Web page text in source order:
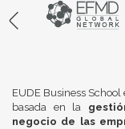
EUDE Business
basada en la
negocio de las